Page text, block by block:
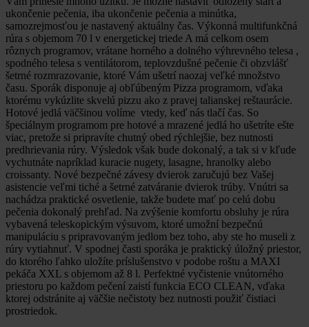
ukončenie pečenia, iba ukončenie pečenia a minútka,
samozrejmosťou je nastavený aktuálny čas. Výkonná multifunkčná
rúra s objemom 70 l v energetickej triede A má celkom osem
rôznych programov, vrátane horného a dolného výhrevného telesa ,
spodného telesa s ventilátorom, teplovzdušné pečenie či obzvlášť
šetrné rozmrazovanie, ktoré Vám ušetrí naozaj veľké množstvo
času. Sporák disponuje aj obľúbeným Pizza programom, vďaka
ktorému vykúzlite skvelú pizzu ako z pravej talianskej reštaurácie.
Hotové jedlá väčšinou volíme vtedy, keď nás tlačí čas. So
špeciálnym programom pre hotové a mrazené jedlá ho ušetríte ešte
viac, pretože si pripravíte chutný obed rýchlejšie, bez nutnosti
predhrievania rúry. Výsledok však bude dokonalý, a tak si v kľude
vychutnáte napríklad kuracie nugety, lasagne, hranolky alebo
croissanty. Nové bezpečné závesy dvierok zaručujú bez Vašej
asistencie veľmi tiché a šetrné zatváranie dvierok trúby. Vnútri sa
nachádza praktické osvetlenie, takže budete mať po celú dobu
pečenia dokonalý prehľad. Na zvýšenie komfortu obsluhy je rúra
vybavená teleskopickým výsuvom, ktoré umožní bezpečnú
manipuláciu s pripravovaným jedlom bez toho, aby ste ho museli z
rúry vytiahnuť. V spodnej časti sporáka je praktický úložný priestor,
do ktorého ľahko uložíte príslušenstvo v podobe roštu a MAXI
pekáča XXL s objemom až 8 l. Perfektné vyčistenie vnútorného
priestoru po každom pečení zaistí funkcia ECO CLEAN, vďaka
ktorej odstránite aj väčšie nečistoty bez nutnosti použiť čistiaci
prostriedok.